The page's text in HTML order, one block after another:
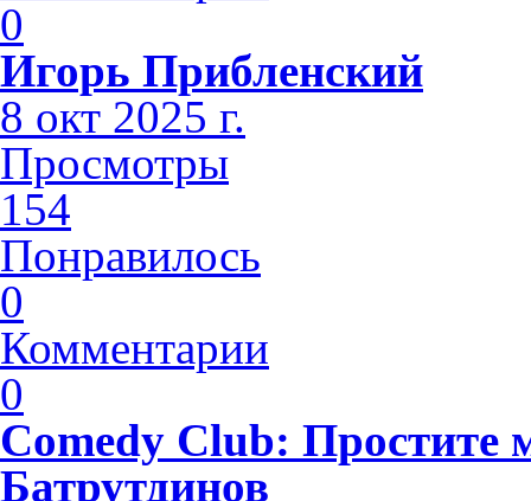
0
Игорь Прибленский
8 окт 2025 г.
Просмотры
154
Понравилось
0
Комментарии
0
Comedy Club:
Батрутдинов